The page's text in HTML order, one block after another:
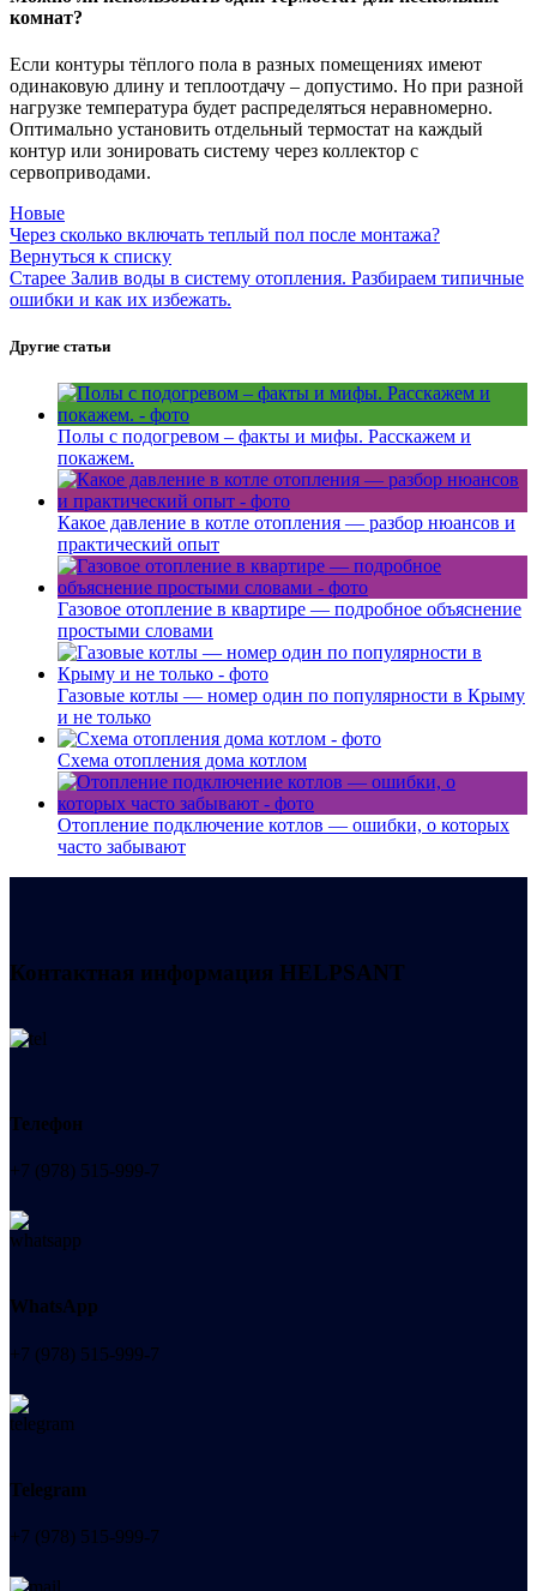
комнат?
Если контуры тёплого пола в разных помещениях имеют
одинаковую длину и теплоотдачу – допустимо. Но при разной
нагрузке температура будет распределяться неравномерно.
Оптимально установить отдельный термостат на каждый
контур или зонировать систему через коллектор с
сервоприводами.
Новые
Через сколько включать теплый пол после монтажа?
Вернуться к списку
Старее Залив воды в систему отопления. Разбираем типичные
ошибки и как их избежать.
Другие статьи
Полы с подогревом – факты и мифы. Расскажем и
покажем.
Какое давление в котле отопления — разбор нюансов и
практический опыт
Газовое отопление в квартире — подробное объяснение
простыми словами
Газовые котлы — номер один по популярности в Крыму
и не только
Схема отопления дома котлом
Отопление подключение котлов — ошибки, о которых
часто забывают
Контактная информация HELPSANT
Телефон
+7 (978) 515-999-7
WhatsApp
+7 (978) 515-999-7
Telegram
+7 (978) 515-999-7